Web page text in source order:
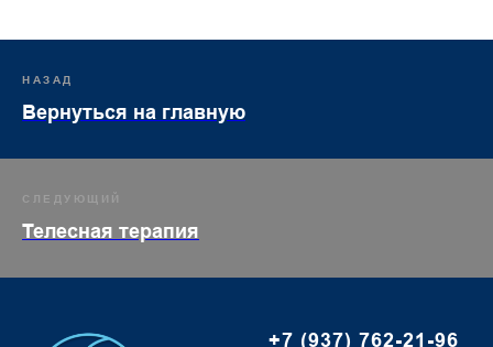
НАЗАД
Вернуться на главную
СЛЕДУЮЩИЙ
Телесная терапия
+7 (937) 762-21-96